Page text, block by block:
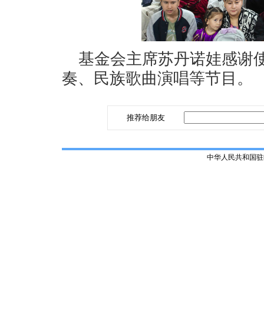
基金会主席苏丹诺娃感谢
奏、民族歌曲演唱等节目。
推荐给朋友
中华人民共和国